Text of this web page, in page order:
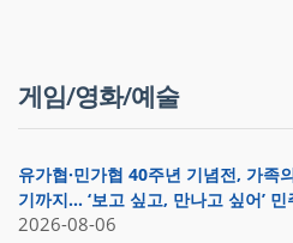
게임/영화/예술
유가협·민가협 40주년 기념전, 가족
기까지… ‘보고 싶고, 만나고 싶어’
2026-08-06